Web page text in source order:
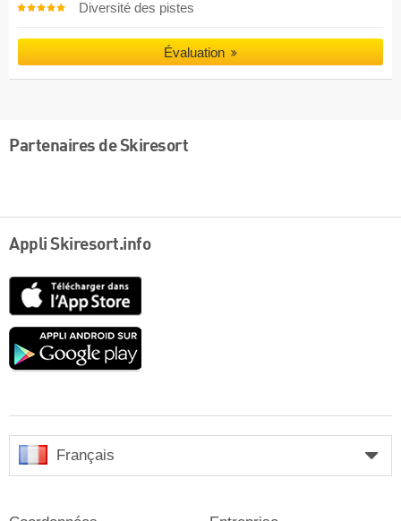
Diversité des pistes
Évaluation
Partenaires de Skiresort
Appli Skiresort.info
Google
Français